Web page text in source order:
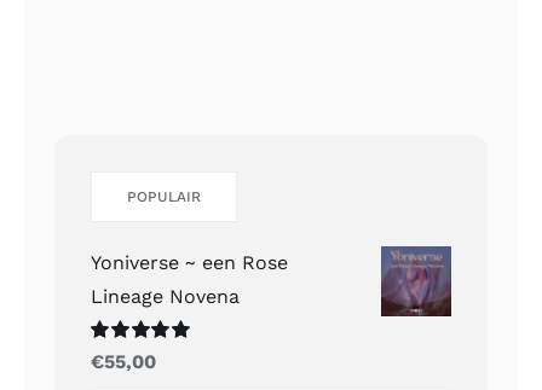
POPULAIR
Yoniverse ~ een Rose
Lineage Novena
Gewaardeerd
uit 5
€55,00